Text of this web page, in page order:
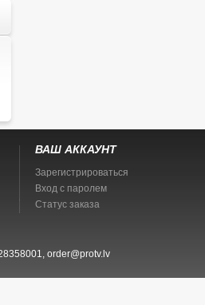
ВАШ АККАУНТ
Зарегистрироваться
Вход с паролем
Статус заказа
order@protv.lv